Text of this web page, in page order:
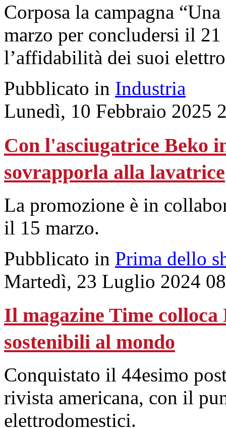
Corposa la campagna
marzo per concludersi il
l’affidabilità dei suoi
Pubblicato in Industria
Lunedì, 10 Febbraio 2025
Con l'asciugatrice Beko
sovrapporla alla lavatrice
La promozione è in
il 15 marzo.
Pubblicato in Prima dello
Martedì, 23 Luglio 2024
Il magazine Time
sostenibili al mondo
Conquistato il 44esimo
rivista americana, con il
elettrodomestici.